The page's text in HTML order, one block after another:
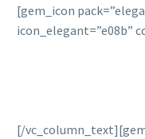
[gem_icon
icon_elegant=”e08b”
[/